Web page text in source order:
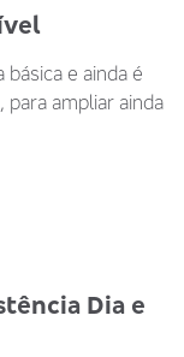
e ainda é
ampliar ainda
Dia e